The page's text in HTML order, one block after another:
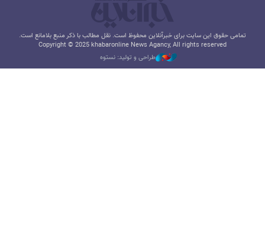
تمامی حقوق این سایت برای خبرآنلاین محفوظ است. نقل مطالب با ذکر منبع بلامانع است.
Copyright © 2025 khabaronline News Agancy, All rights reserved
طراحی و تولید: نستوه